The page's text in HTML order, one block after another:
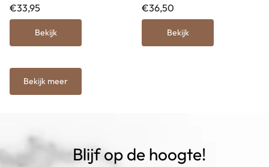
€33,95
Bekijk
€36,50
Bekijk
Bekijk meer
Blijf op de hoogte!